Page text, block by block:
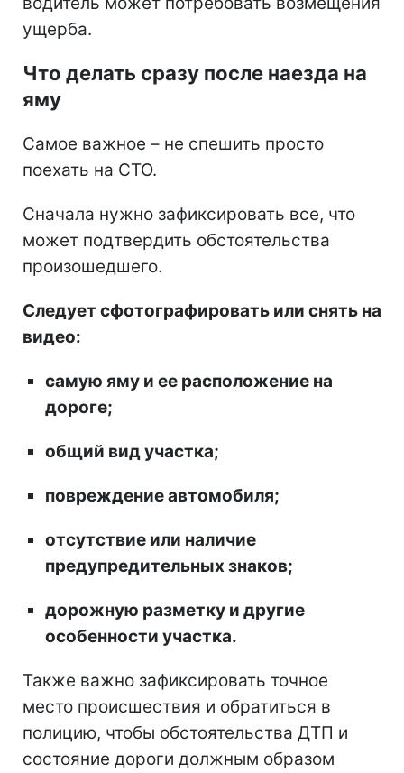
ущерба.
Что делать сразу после наезда на
яму
Самое важное – не спешить просто
поехать на СТО.
Сначала нужно зафиксировать все, что
может подтвердить обстоятельства
произошедшего.
Следует сфотографировать или снять на
видео:
самую яму и ее расположение на
дороге;
общий вид участка;
повреждение автомобиля;
отсутствие или наличие
предупредительных знаков;
дорожную разметку и другие
особенности участка.
Также важно зафиксировать точное
место происшествия и обратиться в
полицию, чтобы обстоятельства ДТП и
состояние дороги должным образом